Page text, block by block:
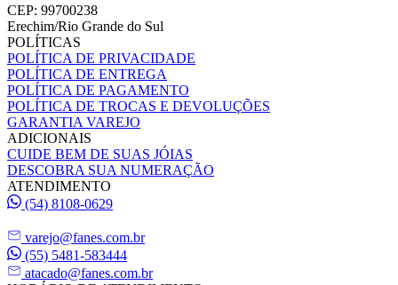
CEP: 99700238
Erechim/Rio Grande do Sul
POLÍTICAS
POLÍTICA DE PRIVACIDADE
POLÍTICA DE ENTREGA
POLÍTICA DE PAGAMENTO
POLÍTICA DE TROCAS E DEVOLUÇÕES
GARANTIA VAREJO
ADICIONAIS
CUIDE BEM DE SUAS JÓIAS
DESCOBRA SUA NUMERAÇÃO
ATENDIMENTO
(54) 8108-0629
varejo@fanes.com.br
(55) 5481-583444
atacado@fanes.com.br